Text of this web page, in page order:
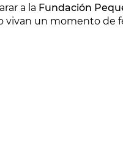
a la Fundación
un momento de